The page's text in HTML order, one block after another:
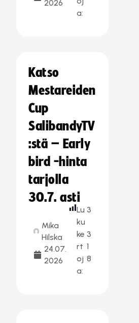
2026
a:
Katso
Mestareiden
Cup
SalibandyTV
:stä – Early
bird -hinta
tarjolla
30.7. asti
Mika
Hilska
24.07.
2026
Lu
ku
ke
rt
oj
a:
3
3
1
8